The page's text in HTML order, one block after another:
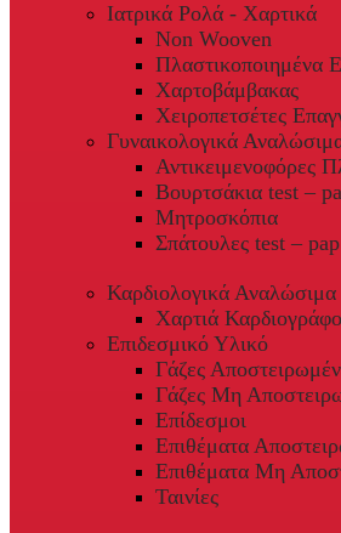
Ιατρικά Ρολά - Χαρτικά
Non Wooven
Πλαστικοποιημένα
Χαρτοβάμβακας
Χειροπετσέτες
Γυναικολογικά
Αντικειμενοφόρες
Βουρτσάκια test –
Μητροσκόπια
Σπάτουλες test – pap
Καρδιολογικά Αναλώσιμα
Χαρτιά
Επιδεσμικό Υλικό
Γάζες
Γάζες Μη
Επίδεσμοι
Επιθέματα
Επιθέματα Μη
Ταινίες